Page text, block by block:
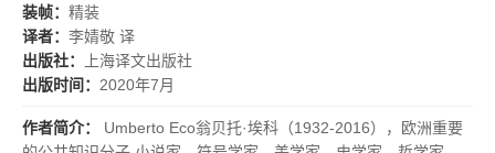
装帧： 精装
译者： 李婧敬 译
出版社：
上海译文出版社
出版时间： 2020年7月
作者简介：
Umberto Eco翁贝托·埃科（1932-2016），欧洲重要